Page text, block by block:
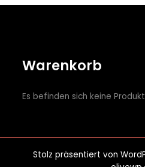
Warenkorb
Es befinden sich keine
Stolz präsentiert von